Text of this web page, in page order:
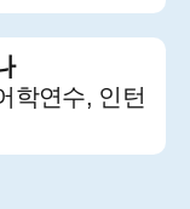
학연수, 인턴